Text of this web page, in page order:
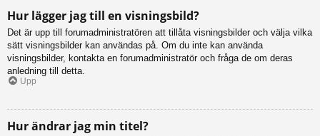
Hur lägger jag till en visningsbild?
Det är upp till forumadministratören att tillåta visningsbilder och välja vilka
sätt visningsbilder kan användas på. Om du inte kan använda
visningsbilder, kontakta en forumadministratör och fråga de om deras
anledning till detta.
Upp
Hur ändrar jag min titel?